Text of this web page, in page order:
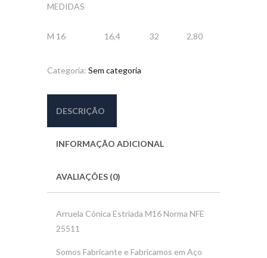
MEDIDAS
M 16 16,4 32 2,80
Categoria: Sem categoria
DESCRIÇÃO
INFORMAÇÃO ADICIONAL
AVALIAÇÕES (0)
Arruela Cônica Estriada M16 Norma NFE
25511
Somos Fabricante e Fabricamos em Aço